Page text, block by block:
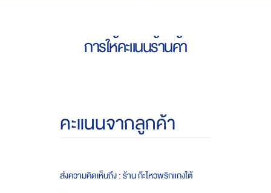
การให้คะแนนร้านค้า
คะแนนจากลูกค้า
ส่งความคิดเห็นถึง : ร้าน ก๊ะไหวพริกแกงใต้